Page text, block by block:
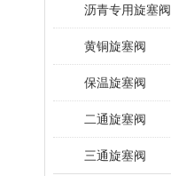
沥青专用旋塞阀
黄铜旋塞阀
保温旋塞阀
二通旋塞阀
三通旋塞阀